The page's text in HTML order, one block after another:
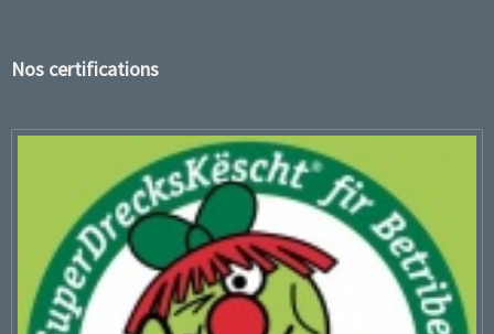
Nos certifications